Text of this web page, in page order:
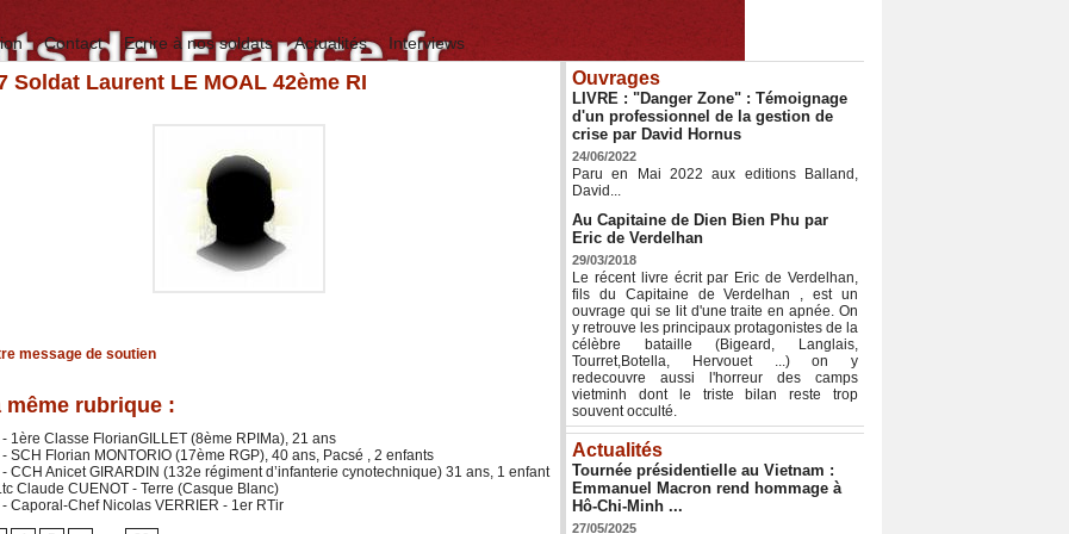
Contact Ecrire à nos soldats Actualités Interviews
Soldat Laurent LE MOAL 42ème RI
message de soutien
même rubrique :
1ère Classe FlorianGILLET (8ème RPIMa), 21 ans
SCH Florian MONTORIO (17ème RGP), 40 ans, Pacsé , 2 enfants
CCH Anicet GIRARDIN (132e régiment d’infanterie cynotechnique) 31 ans, 1 enfant
Claude CUENOT - Terre (Casque Blanc)
Caporal-Chef Nicolas VERRIER - 1er RTir
Ouvrages
LIVRE : "Danger Zone" : Témoignage
d'un professionnel de la gestion de
crise par David Hornus
24/06/2022
Paru en Mai 2022 aux editions Balland,
David...
Au Capitaine de Dien Bien Phu par
Eric de Verdelhan
29/03/2018
Le récent livre écrit par Eric de Verdelhan,
fils du Capitaine de Verdelhan , est un
ouvrage qui se lit d'une traite en apnée. On
y retrouve les principaux protagonistes de la
célèbre bataille (Bigeard, Langlais,
Tourret,Botella, Hervouet ...) on y
redecouvre aussi l'horreur des camps
vietminh dont le triste bilan reste trop
souvent occulté.
Actualités
Tournée présidentielle au Vietnam :
Emmanuel Macron rend hommage à
Hô-Chi-Minh ...
27/05/2025